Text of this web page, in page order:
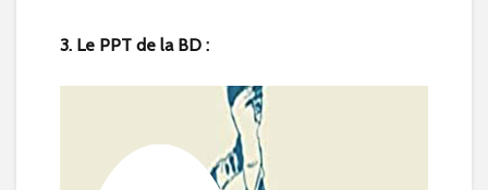
3. Le PPT de la BD :